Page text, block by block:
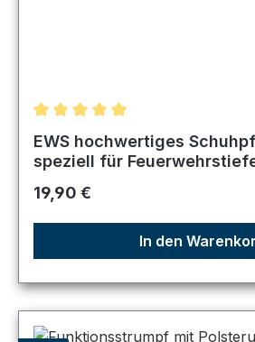
Durchschnittliche Bewertung
EWS hochwertiges
speziell für
Regulärer Preis:
19,90 €
In den